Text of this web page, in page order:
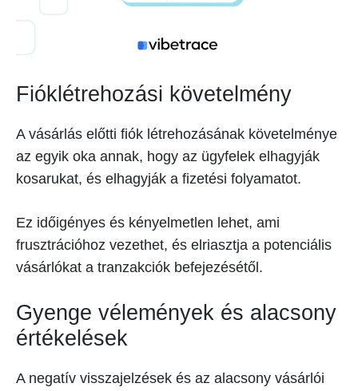
Fióklétrehozási követelmény
A vásárlás előtti fiók létrehozásának követelménye
az egyik oka annak, hogy az ügyfelek elhagyják
kosarukat, és elhagyják a fizetési folyamatot.
Ez időigényes és kényelmetlen lehet, ami
frusztrációhoz vezethet, és elriasztja a potenciális
vásárlókat a tranzakciók befejezésétől.
Gyenge vélemények és alacsony
értékelések
A negatív visszajelzések és az alacsony vásárlói